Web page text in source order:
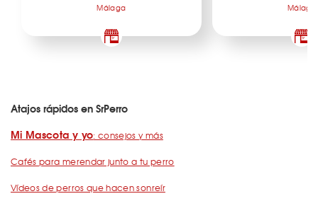
Málaga Málaga
Atajos rápidos en SrPerro
Mi Mascota y yo: consejos y más
Cafés para merendar junto a tu perro
Vídeos de perros que hacen sonreír